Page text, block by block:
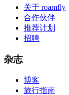
关于 roamfly
合作伙伴
推荐计划
招聘
杂志
博客
旅行指南